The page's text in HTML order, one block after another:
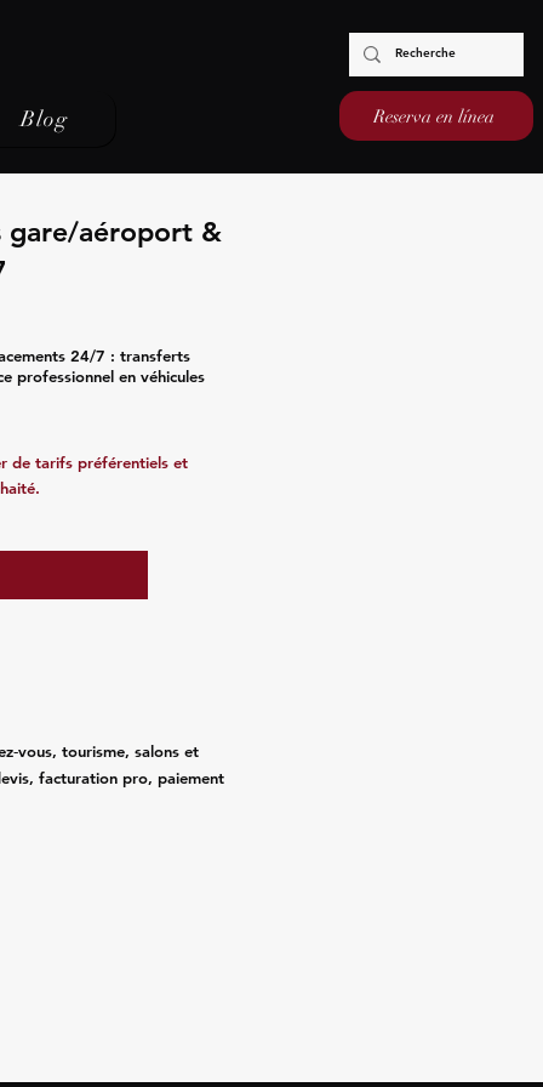
Blog Reserva en línea
gare/aéroport &
24/7 : transferts
professionnel en véhicules
de tarifs préférentiels et
tourisme, salons et
facturation pro, paiement